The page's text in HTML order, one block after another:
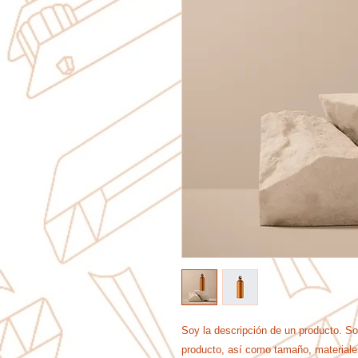
Soy la descripción de un producto.
producto, así como tamaño,